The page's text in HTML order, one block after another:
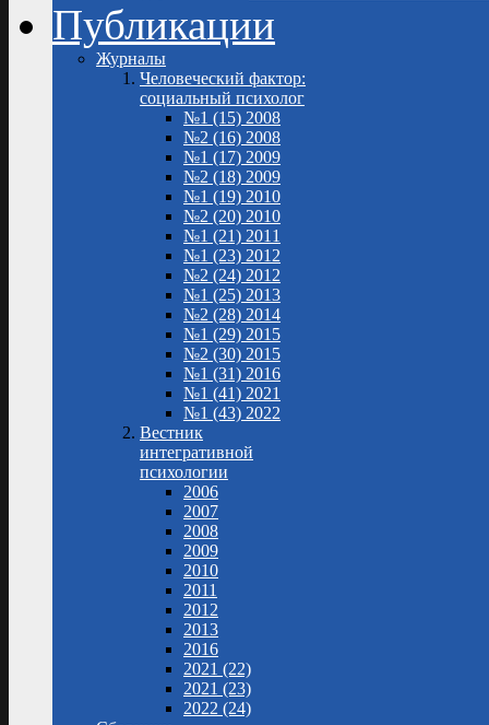
Публикации
Журналы
Человеческий фактор:
социальный психолог
№1 (15) 2008
№2 (16) 2008
№1 (17) 2009
№2 (18) 2009
№1 (19) 2010
№2 (20) 2010
№1 (21) 2011
№1 (23) 2012
№2 (24) 2012
№1 (25) 2013
№2 (28) 2014
№1 (29) 2015
№2 (30) 2015
№1 (31) 2016
№1 (41) 2021
№1 (43) 2022
Вестник
интегративной
психологии
2006
2007
2008
2009
2010
2011
2012
2013
2016
2021 (22)
2021 (23)
2022 (24)